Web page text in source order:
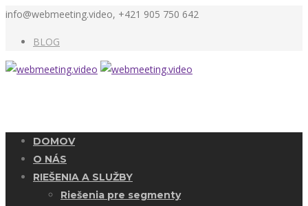
info@webmeeting.video, +421 905 750 642
BLOG
DOMOV
O NÁS
RIEŠENIA A SLUŽBY
Riešenia pre segmenty